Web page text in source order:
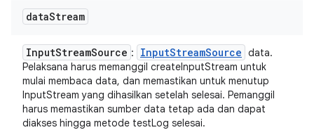
dataStream
InputStreamSource : InputStreamSource data.
Pelaksana harus memanggil createInputStream untuk
mulai membaca data, dan memastikan untuk menutup
InputStream yang dihasilkan setelah selesai. Pemanggil
harus memastikan sumber data tetap ada dan dapat
diakses hingga metode testLog selesai.